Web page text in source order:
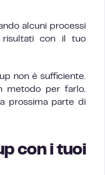
alcuni processi
risultati con il tuo
non è sufficiente.
metodo per farlo.
prossima parte di
con i tuoi